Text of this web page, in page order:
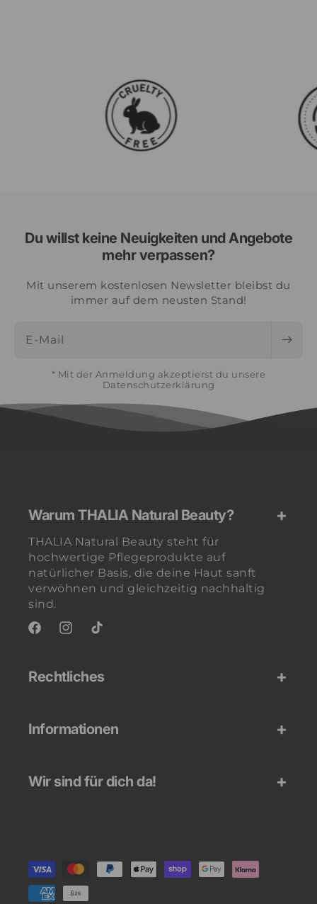
Du willst keine Neuigkeiten und Angebote
mehr verpassen?
Mit unserem kostenlosen Newsletter bleibst du
immer auf dem neusten Stand!
E-Mail
* Mit der Anmeldung akzeptierst du unsere
Datenschutzerklärung
Warum THALIA Natural Beauty?
THALIA Natural Beauty steht für
hochwertige Pflegeprodukte auf
natürlicher Basis, die deine Haut sanft
verwöhnen und gleichzeitig nachhaltig
sind.
FacebookInstagram
TikTok
Rechtliches
Informationen
Wir sind für dich da!